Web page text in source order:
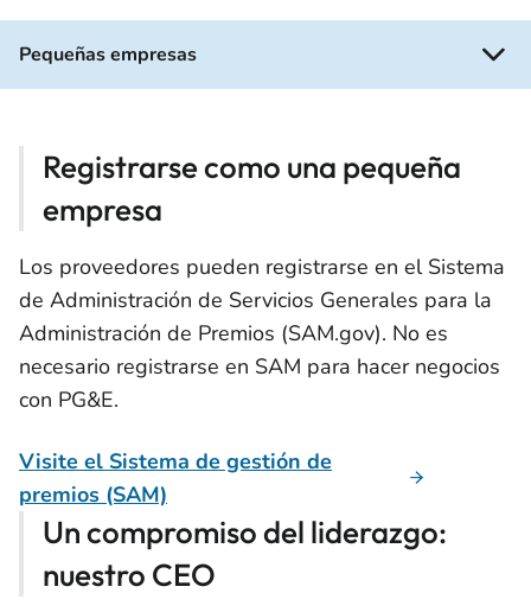
Pequeñas empresas
Registrarse como una pequeña
empresa
Los proveedores pueden registrarse en el Sistema
de Administración de Servicios Generales para la
Administración de Premios (SAM.gov). No es
necesario registrarse en SAM para hacer negocios
con PG&E.
Visite el Sistema de gestión de
premios (SAM)
Un compromiso del liderazgo:
nuestro CEO